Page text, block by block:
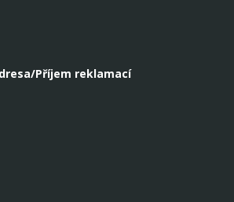
Příjem reklamací